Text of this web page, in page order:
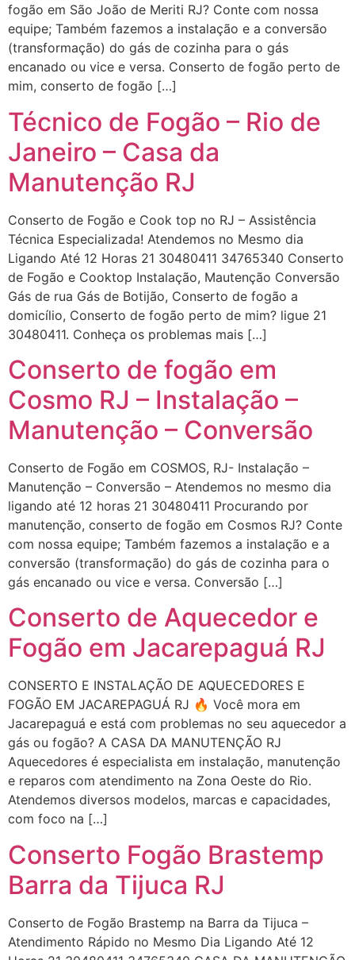
fogão em São João de Meriti RJ? Conte com nossa
equipe; Também fazemos a instalação e a conversão
(transformação) do gás de cozinha para o gás
encanado ou vice e versa. Conserto de fogão perto de
mim, conserto de fogão […]
Técnico de Fogão – Rio de
Janeiro – Casa da
Manutenção RJ
Conserto de Fogão e Cook top no RJ – Assistência
Técnica Especializada! Atendemos no Mesmo dia
Ligando Até 12 Horas 21 30480411 34765340 Conserto
de Fogão e Cooktop Instalação, Mautenção Conversão
Gás de rua Gás de Botijão, Conserto de fogão a
domicílio, Conserto de fogão perto de mim? ligue 21
30480411. Conheça os problemas mais […]
Conserto de fogão em
Cosmo RJ – Instalação –
Manutenção – Conversão
Conserto de Fogão em COSMOS, RJ- Instalação –
Manutenção – Conversão – Atendemos no mesmo dia
ligando até 12 horas 21 30480411 Procurando por
manutenção, conserto de fogão em Cosmos RJ? Conte
com nossa equipe; Também fazemos a instalação e a
conversão (transformação) do gás de cozinha para o
gás encanado ou vice e versa. Conversão […]
Conserto de Aquecedor e
Fogão em Jacarepaguá RJ
CONSERTO E INSTALAÇÃO DE AQUECEDORES E
FOGÃO EM JACAREPAGUÁ RJ 🔥 Você mora em
Jacarepaguá e está com problemas no seu aquecedor a
gás ou fogão? A CASA DA MANUTENÇÃO RJ
Aquecedores é especialista em instalação, manutenção
e reparos com atendimento na Zona Oeste do Rio.
Atendemos diversos modelos, marcas e capacidades,
com foco na […]
Conserto Fogão Brastemp
Barra da Tijuca RJ
Conserto de Fogão Brastemp na Barra da Tijuca –
Atendimento Rápido no Mesmo Dia Ligando Até 12